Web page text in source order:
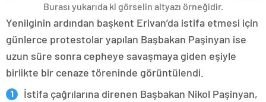
Burası yukarıda ki görselin altyazı örneğidir.
Yenilginin ardından başkent Erivan’da istifa etmesi için
günlerce protestolar yapılan Başbakan Paşinyan ise
uzun süre sonra cepheye savaşmaya giden eşiyle
birlikte bir cenaze töreninde görüntülendi.
İstifa çağrılarına direnen Başbakan Nikol Paşinyan,